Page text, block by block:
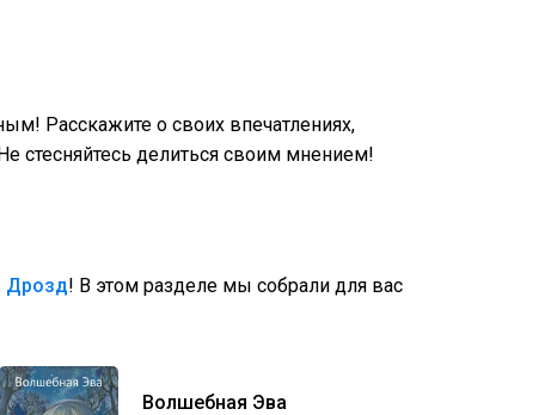
Расскажите о своих впечатлениях,
стесняйтесь делиться своим мнением!
Дрозд! В этом разделе мы собрали для вас
Волшебная Эва